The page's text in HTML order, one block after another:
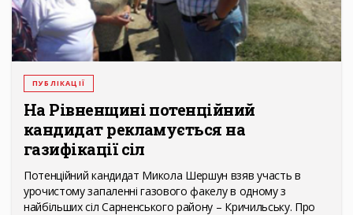
ПУБЛІКАЦІЇ
На Рівненщині потенційний
кандидат рекламується на
газифікації сіл
Потенційний кандидат Микола Шершун взяв участь в
урочистому запаленні газового факелу в одному з
найбільших сіл Сарненського району – Кричильську. Про